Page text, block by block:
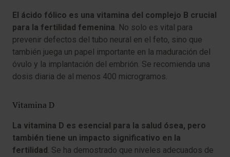
El ácido fólico es una vitamina del complejo B crucial
para la fertilidad femenina. No solo es vital para
prevenir defectos del tubo neural en el feto, sino que
también juega un papel importante en la maduración del
óvulo y la implantación del embrión. Se recomienda una
dosis diaria de al menos 400 microgramos.
Vitamina D
La vitamina D es esencial para la salud ósea, pero
también tiene un impacto significativo en la
fertilidad . Se ha demostrado que niveles adecuados de